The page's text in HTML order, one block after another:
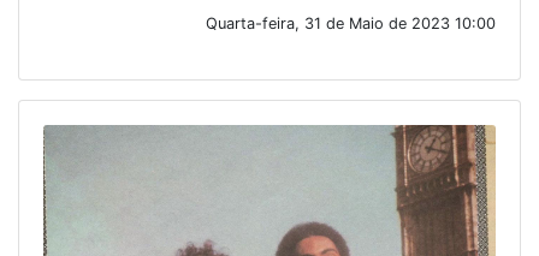
Quarta-feira, 31 de Maio de 2023 10:00